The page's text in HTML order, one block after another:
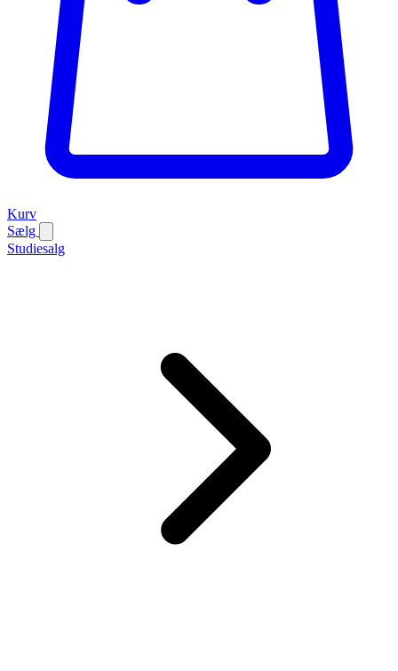
Kurv
Sælg
Studiesalg